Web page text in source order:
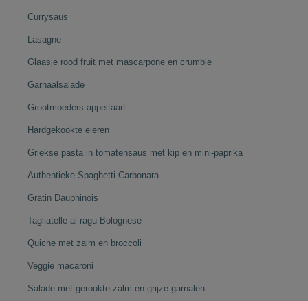
Currysaus
Lasagne
Glaasje rood fruit met mascarpone en crumble
Garnaalsalade
Grootmoeders appeltaart
Hardgekookte eieren
Griekse pasta in tomatensaus met kip en mini-paprika
Authentieke Spaghetti Carbonara
Gratin Dauphinois
Tagliatelle al ragu Bolognese
Quiche met zalm en broccoli
Veggie macaroni
Salade met gerookte zalm en grijze garnalen